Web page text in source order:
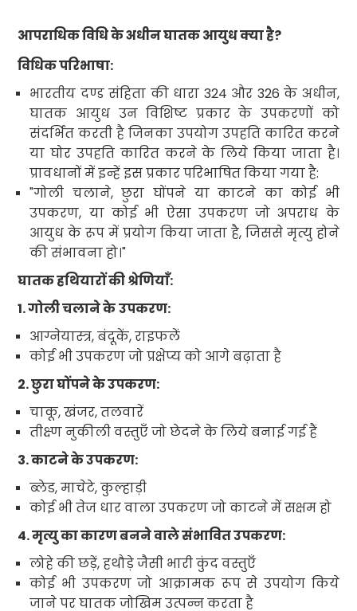
आपराधिक विधि के अधीन घातक आयुध क्या है?
विधिक परिभाषा:
भारतीय दण्ड संहिता की धारा 324 और 326के अधीन,
घातक आयुध उन विशिष्ट प्रकार के उपकरणों को
संदर्भित करती है जिनका उपयोग उपहति कारित करने
या घोर उपहति कारित करने के लिये किया जाता है।
प्रावधानों में इन्हें इस प्रकार परिभाषित किया गया है:
"गोली चलाने,छुरा घोंपने या काटने का कोई भी
उपकरण, या कोई भी ऐसा उपकरण जो अपराध के
आयुध के रूप में प्रयोग किया जाता है, जिससे मृत्यु होने
की संभावना हो।"
घातक हथियारों की श्रेणियाँ:
1. गोली चलाने केउपकरण:
आग्नेयास्त्र,बंदूकें,राइफलें
कोई भी उपकरण जो प्रक्षेप्य को आगे बढ़ाता है
2. छुरा घोंपने के उपकरण:
चाकू,खंजर,तलवारें
तीक्ष्ण नुकीली वस्तुएँ जो छेदने के लिये बनाई गई हैं
3. काटने के उपकरण:
ब्लेड,माचेटे,कुल्हाड़ी
कोई भी तेज धार वाला उपकरण जो काटने में सक्षम हो
4. मृत्यु का कारण बनने वाले संभावित उपकरण:
लोहे की छड़ें,हथौड़े जैसी भारी कुंद वस्तुएँ
कोई भी उपकरण जो आक्रामक रूप से उपयोग किये
जाने पर घातक जोखिम उत्पन्न करता है